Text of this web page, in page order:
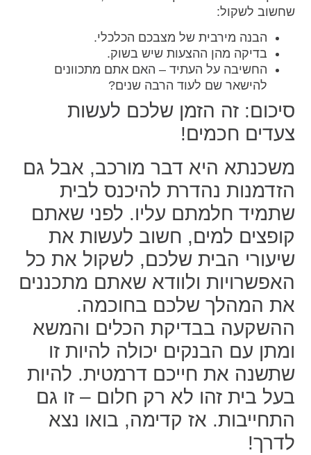
שחשוב לשקול:
הבנה מירבית של מצבכם הכלכלי.
בדיקה מהן ההצעות שיש בשוק.
החשיבה על העתיד – האם אתם מתכוונים
להישאר שם לעוד הרבה שנים?
סיכום: זה הזמן שלכם לעשות
צעדים חכמים!
משכנתא היא דבר מורכב, אבל גם
הזדמנות נהדרת להיכנס לבית
שתמיד חלמתם עליו. לפני שאתם
קופצים למים, חשוב לעשות את
שיעורי הבית שלכם, לשקול את כל
האפשרויות ולוודא שאתם מתכננים
את המהלך שלכם בחוכמה.
ההשקעה בבדיקת הכלים והמשא
ומתן עם הבנקים יכולה להיות זו
שתשנה את חייכם דרמטית. להיות
בעל בית זהו לא רק חלום – זו גם
התחייבות. אז קדימה, בואו נצא
לדרך!